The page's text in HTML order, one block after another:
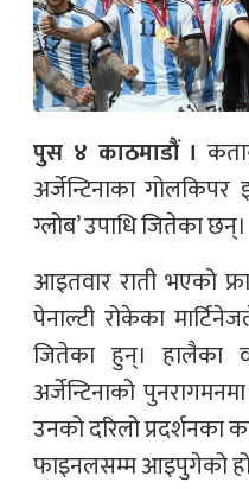
पुस ४ काठमाडौं ।
अर्जेन्टिनाका गोलकिपर
ग्लोब’ उपाधि जितेका छन्।
आइतवार राती भएको
पेनाल्टी रोकेका
जितेका हुन्। हालैका
अर्जेन्टिनाको
उनको दरिलो प्रदर्शनका
फाइनलसम्म आइपुगेको